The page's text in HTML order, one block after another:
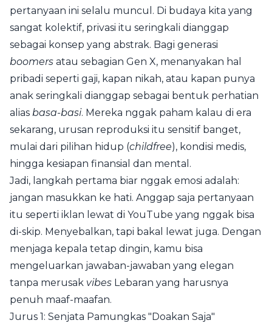
pertanyaan ini selalu muncul. Di budaya kita yang
sangat kolektif, privasi itu seringkali dianggap
sebagai konsep yang abstrak. Bagi generasi
boomers atau sebagian Gen X, menanyakan hal
pribadi seperti gaji, kapan nikah, atau kapan punya
anak seringkali dianggap sebagai bentuk perhatian
alias basa-basi. Mereka nggak paham kalau di era
sekarang, urusan reproduksi itu sensitif banget,
mulai dari pilihan hidup (childfree), kondisi medis,
hingga kesiapan finansial dan mental.
Jadi, langkah pertama biar nggak emosi adalah:
jangan masukkan ke hati. Anggap saja pertanyaan
itu seperti iklan lewat di YouTube yang nggak bisa
di-skip. Menyebalkan, tapi bakal lewat juga. Dengan
menjaga kepala tetap dingin, kamu bisa
mengeluarkan jawaban-jawaban yang elegan
tanpa merusak vibes Lebaran yang harusnya
penuh maaf-maafan.
Jurus 1: Senjata Pamungkas "Doakan Saja"